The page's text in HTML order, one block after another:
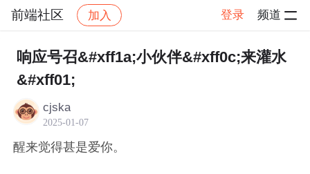
前端社区 加入 登录 频道
社区 前端社区 感慨 帖子详情
响应号召&#xff1a;小伙伴&#xff0c;来灌水
&#xff01;
cjska
2025-01-07
醒来觉得甚是爱你。